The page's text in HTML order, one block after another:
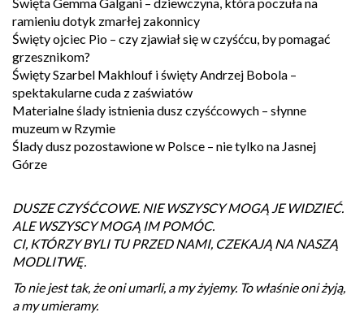
ramieniu dotyk zmarłej zakonnicy
Święty ojciec Pio – czy zjawiał się w czyśćcu, by pomagać
grzesznikom?
Święty Szarbel Makhlouf i święty Andrzej Bobola –
spektakularne cuda z zaświatów
Materialne ślady istnienia dusz czyśćcowych – słynne
muzeum w Rzymie
Ślady dusz pozostawione w Polsce – nie tylko na Jasnej
Górze
DUSZE CZYŚĆCOWE. NIE WSZYSCY MOGĄ JE WIDZIEĆ.
ALE WSZYSCY MOGĄ IM POMÓC.
CI, KTÓRZY BYLI TU PRZED NAMI, CZEKAJĄ NA NASZĄ
MODLITWĘ.
To nie jest tak, że oni umarli, a my żyjemy. To właśnie oni żyją,
a my umieramy.